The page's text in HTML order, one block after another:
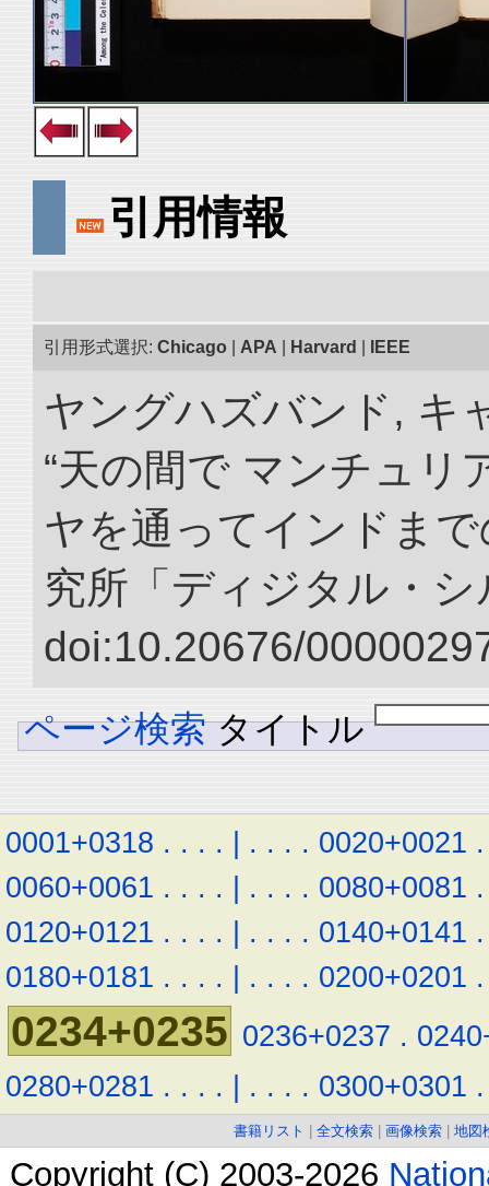
引用情報
引用形式選択: Chicago APA Harvard IEEE
ヤングハズバンド, キ
“天の間で マンチュリ
ヤを通ってインドま
究所「ディジタル・
doi:10.20676/
ページ検索 タイトル
0001+0318 . . . . | . . . . 0020+0021 .
0060+0061 . . . . | . . . . 0080+0081 .
0120+0121 . . . . | . . . . 0140+0141 .
0180+0181 . . . . | . . . . 0200+0201 .
0234+0235 0236+0237 .
0280+0281 . . . . | . . . . 0300+0301 .
書籍リスト 全文検索 画像検索 地図
Copyright (C) 2003-2026